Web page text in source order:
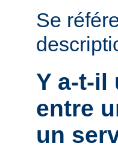
Se
Y a-t-il
entre
un